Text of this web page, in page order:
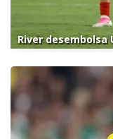
River desembolsa